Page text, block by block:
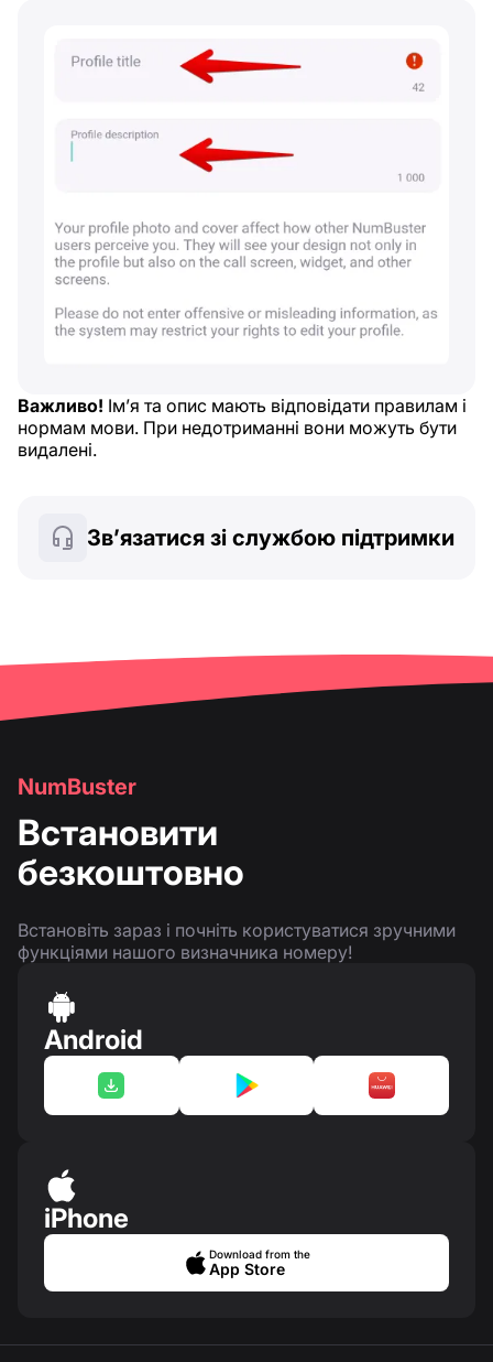
Важливо! Ім’я та опис мають відповідати правилам і
нормам мови. При недотриманні вони можуть бути
видалені.
Зв’язатися зі службою підтримки
NumBuster
Встановити
безкоштовно
Встановіть зараз і почніть користуватися зручними
функціями нашого визначника номеру!
Android
iPhone
Download from the
App Store